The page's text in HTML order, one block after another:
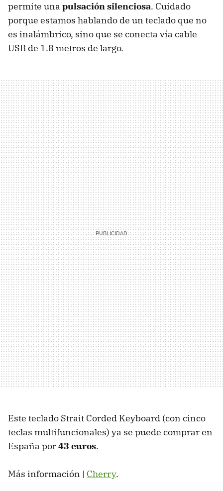
permite una pulsación silenciosa. Cuidado
porque estamos hablando de un teclado que no
es inalámbrico, sino que se conecta vía cable
USB de 1.8 metros de largo.
Este teclado Strait Corded Keyboard (con cinco
teclas multifuncionales) ya se puede comprar en
España por43 euros.
Más información | Cherry.